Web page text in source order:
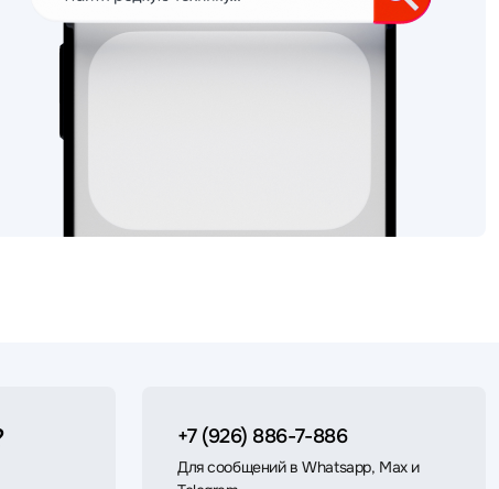
+7 (926) 886-7-886
Для сообщений в Whatsapp, Max и